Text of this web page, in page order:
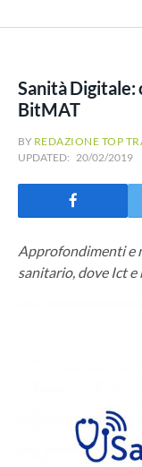
Sanità Digitale:
BitMAT
BY REDAZIONE TOP
UPDATED: 20/02/2019
Approfondimenti e
sanitario, dove Ict